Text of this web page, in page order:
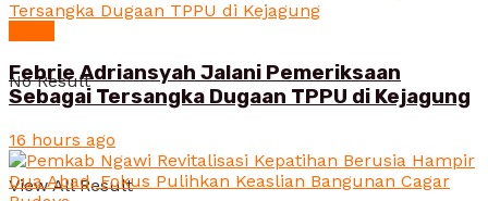
No Result
View All Result
Febrie Adriansyah Jalani Pemeriksaan
Sebagai Tersangka Dugaan TPPU di Kejagung
16 hours ago